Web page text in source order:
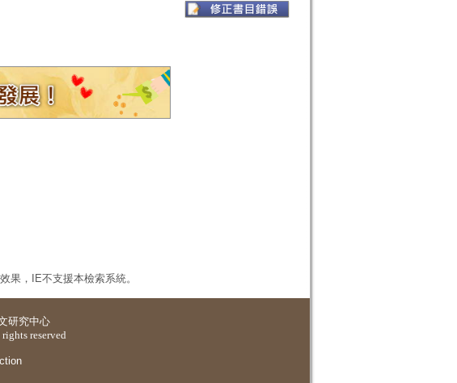
果，IE不支援本檢索系統。
研究中心
reserved